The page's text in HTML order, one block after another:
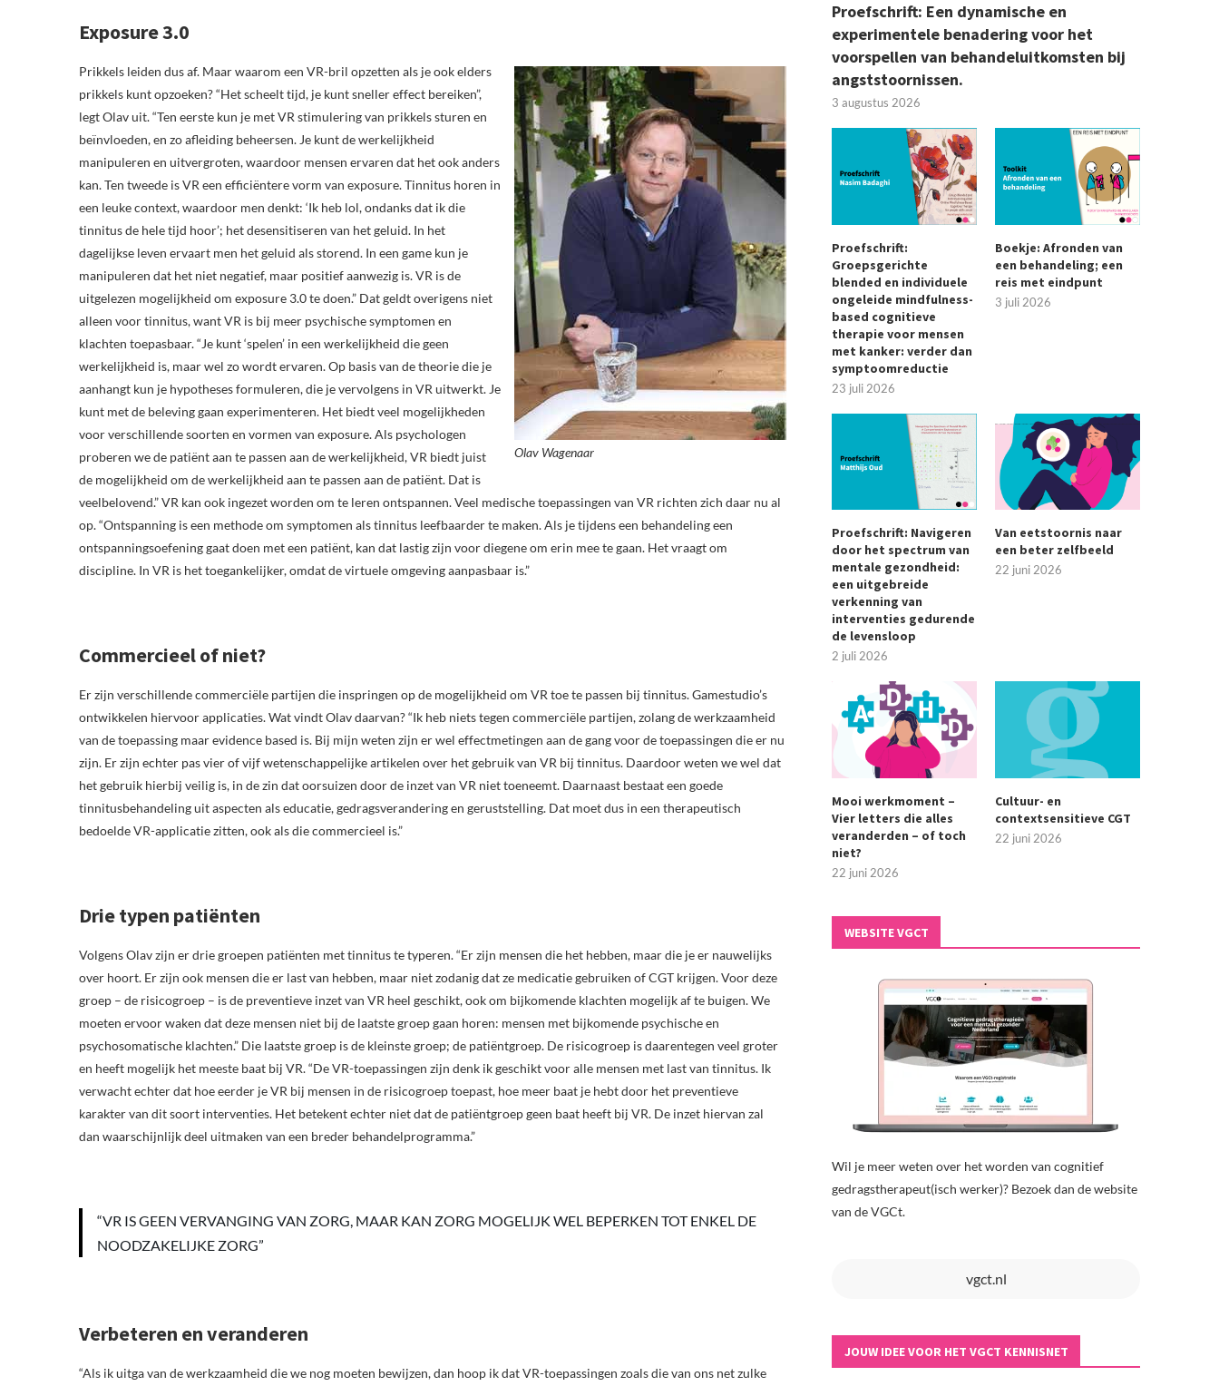
Exposure 3.0
Olav Wagenaar
Prikkels leiden dus af. Maar waarom een VR-bril opzetten als je ook elders
prikkels kunt opzoeken? “Het scheelt tijd, je kunt sneller effect bereiken”,
legt Olav uit. “Ten eerste kun je met VR stimulering van prikkels sturen en
beïnvloeden, en zo afleiding beheersen. Je kunt de werkelijkheid
manipuleren en uitvergroten, waardoor mensen ervaren dat het ook anders
kan. Ten tweede is VR een efficiëntere vorm van exposure. Tinnitus horen in
een leuke context, waardoor men denkt: ‘Ik heb lol, ondanks dat ik die
tinnitus de hele tijd hoor’; het desensitiseren van het geluid. In het
dagelijkse leven ervaart men het geluid als storend. In een game kun je
manipuleren dat het niet negatief, maar positief aanwezig is. VR is de
uitgelezen mogelijkheid om exposure 3.0 te doen.” Dat geldt overigens niet
alleen voor tinnitus, want VR is bij meer psychische symptomen en
klachten toepasbaar. “Je kunt ‘spelen’ in een werkelijkheid die geen
werkelijkheid is, maar wel zo wordt ervaren. Op basis van de theorie die je
aanhangt kun je hypotheses formuleren, die je vervolgens in VR uitwerkt. Je
kunt met de beleving gaan experimenteren. Het biedt veel mogelijkheden
voor verschillende soorten en vormen van exposure. Als psychologen
proberen we de patiënt aan te passen aan de werkelijkheid, VR biedt juist
de mogelijkheid om de werkelijkheid aan te passen aan de patiënt. Dat is
veelbelovend.” VR kan ook ingezet worden om te leren ontspannen. Veel medische toepassingen van VR richten zich daar nu al
op. “Ontspanning is een methode om symptomen als tinnitus leefbaarder te maken. Als je tijdens een behandeling een
ontspanningsoefening gaat doen met een patiënt, kan dat lastig zijn voor diegene om erin mee te gaan. Het vraagt om
discipline. In VR is het toegankelijker, omdat de virtuele omgeving aanpasbaar is.”
Commercieel of niet?
Er zijn verschillende commerciële partijen die inspringen op de mogelijkheid om VR toe te passen bij tinnitus. Gamestudio’s
ontwikkelen hiervoor applicaties. Wat vindt Olav daarvan? “Ik heb niets tegen commerciële partijen, zolang de werkzaamheid
van de toepassing maar evidence based is. Bij mijn weten zijn er wel effectmetingen aan de gang voor de toepassingen die er nu
zijn. Er zijn echter pas vier of vijf wetenschappelijke artikelen over het gebruik van VR bij tinnitus. Daardoor weten we wel dat
het gebruik hierbij veilig is, in de zin dat oorsuizen door de inzet van VR niet toeneemt. Daarnaast bestaat een goede
tinnitusbehandeling uit aspecten als educatie, gedragsverandering en geruststelling. Dat moet dus in een therapeutisch
bedoelde VR-applicatie zitten, ook als die commercieel is.”
Drie typen patiënten
Volgens Olav zijn er drie groepen patiënten met tinnitus te typeren. “Er zijn mensen die het hebben, maar die je er nauwelijks
over hoort. Er zijn ook mensen die er last van hebben, maar niet zodanig dat ze medicatie gebruiken of CGT krijgen. Voor deze
groep – de risicogroep – is de preventieve inzet van VR heel geschikt, ook om bijkomende klachten mogelijk af te buigen. We
moeten ervoor waken dat deze mensen niet bij de laatste groep gaan horen: mensen met bijkomende psychische en
psychosomatische klachten.” Die laatste groep is de kleinste groep; de patiëntgroep. De risicogroep is daarentegen veel groter
en heeft mogelijk het meeste baat bij VR. “De VR-toepassingen zijn denk ik geschikt voor alle mensen met last van tinnitus. Ik
verwacht echter dat hoe eerder je VR bij mensen in de risicogroep toepast, hoe meer baat je hebt door het preventieve
karakter van dit soort interventies. Het betekent echter niet dat de patiëntgroep geen baat heeft bij VR. De inzet hiervan zal
dan waarschijnlijk deel uitmaken van een breder behandelprogramma.”
“VR IS GEEN VERVANGING VAN ZORG, MAAR KAN ZORG MOGELIJK WEL BEPERKEN TOT ENKEL DE
NOODZAKELIJKE ZORG”
Verbeteren en veranderen
“Als ik uitga van de werkzaamheid die we nog moeten bewijzen, dan hoop ik dat VR-toepassingen zoals die van ons net zulke
Proefschrift: Een dynamische en
experimentele benadering voor het
voorspellen van behandeluitkomsten bij
angststoornissen.
3 augustus 2026
Proefschrift:
Groepsgerichte
blended en individuele
ongeleide mindfulness-
based cognitieve
therapie voor mensen
met kanker: verder dan
symptoomreductie
23 juli 2026
Boekje: Afronden van
een behandeling; een
reis met eindpunt
3 juli 2026
Proefschrift: Navigeren
door het spectrum van
mentale gezondheid:
een uitgebreide
verkenning van
interventies gedurende
de levensloop
2 juli 2026
Van eetstoornis naar
een beter zelfbeeld
22 juni 2026
Mooi werkmoment –
Vier letters die alles
veranderden – of toch
niet?
22 juni 2026
Cultuur- en
contextsensitieve CGT
22 juni 2026
WEBSITE VGCT
Wil je meer weten over het worden van cognitief
gedragstherapeut(isch werker)? Bezoek dan de website
van de VGCt.
vgct.nl
JOUW IDEE VOOR HET VGCT KENNISNET